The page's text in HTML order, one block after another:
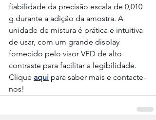
fiabilidade da precisão escala de 0,010
g durante a adição da amostra. A
unidade de mistura é prática e intuitiva
de usar, com um grande display
fornecido pelo visor VFD de alto
contraste para facilitar a legibilidade.
Clique aqui para saber mais e contacte-
nos!